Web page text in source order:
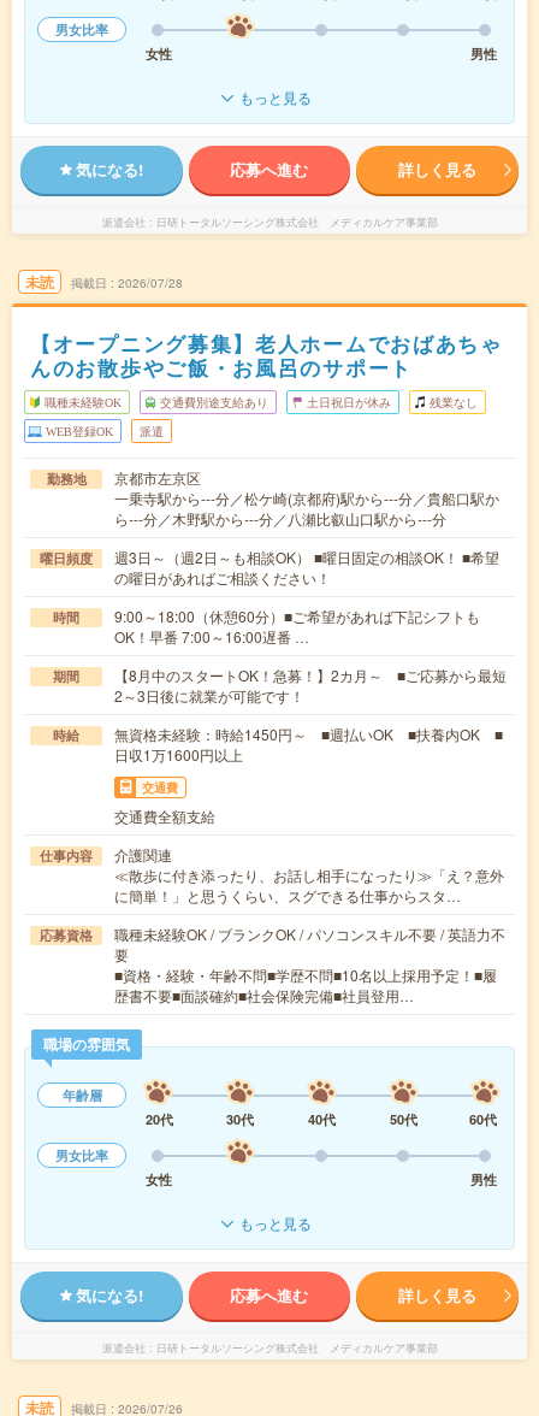
男女比率
女性
男性
もっと見る
気になる! 応募へ進む 詳しく見る
派遣会社 日研トータルソーシング株式会社 メディカルケア事業部
未読 掲載日 2026/07/28
【オープニング募集】老人ホームでおばあちゃ
んのお散歩やご飯・お風呂のサポート
職種未経験OK 交通費別途支給あり 土日祝日が休み 残業なし
WEB登録OK 派遣
勤務地
京都市左京区
一乗寺駅から---分／松ケ崎(京都府)駅から---分／貴船口駅か
ら---分／木野駅から---分／八瀬比叡山口駅から---分
曜日頻度
週3日～（週2日～も相談OK） ■曜日固定の相談OK！ ■希望
の曜日があればご相談ください！
時間
9:00～18:00（休憩60分）■ご希望があれば下記シフトも
OK！早番 7:00～16:00遅番 …
期間
【8月中のスタートOK！急募！】2カ月～ ■ご応募から最短
2～3日後に就業が可能です！
時給
無資格未経験：時給1450円～ ■週払いOK ■扶養内OK ■
日収1万1600円以上
交通費
交通費全額支給
仕事内容
介護関連
≪散歩に付き添ったり、お話し相手になったり≫「え？意外
に簡単！」と思うくらい、スグできる仕事からスタ…
応募資格
職種未経験OK / ブランクOK / パソコンスキル不要 / 英語力不
要
■資格・経験・年齢不問■学歴不問■10名以上採用予定！■履
歴書不要■面談確約■社会保険完備■社員登用…
職場の雰囲気
年齢層
20代
30代 40代 50代
60代
男女比率
女性
男性
もっと見る
気になる! 応募へ進む 詳しく見る
派遣会社 日研トータルソーシング株式会社 メディカルケア事業部
未読 掲載日 2026/07/26